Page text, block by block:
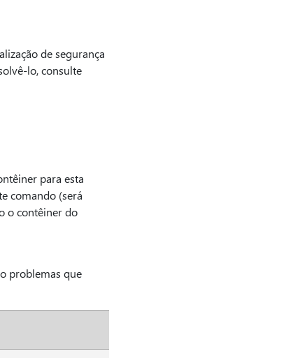
de segurança
lo, consulte
para esta
comando (será
o contêiner do
problemas que